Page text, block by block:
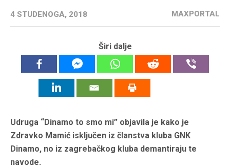
4 STUDENOGA, 2018 MAXPORTAL
Širi dalje
Udruga “Dinamo to smo mi” objavila je kako je
Zdravko Mamić isključen iz članstva kluba GNK
Dinamo, no iz zagrebačkog kluba demantiraju te
navode.